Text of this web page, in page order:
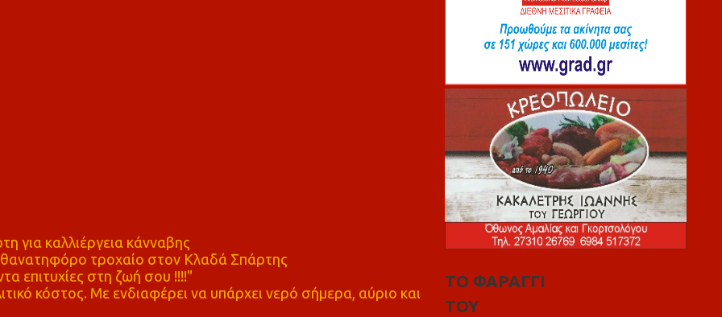
καλλιέργεια κάνναβης
τροχαίο στον Κλαδά Σπάρτης
επιτυχίες στη ζωή σου !!!!"
κόστος. Με ενδιαφέρει να υπάρχει νερό σήμερα, αύριο και
ΤΟ ΦΑΡΑΓΓΙ
ΤΟΥ